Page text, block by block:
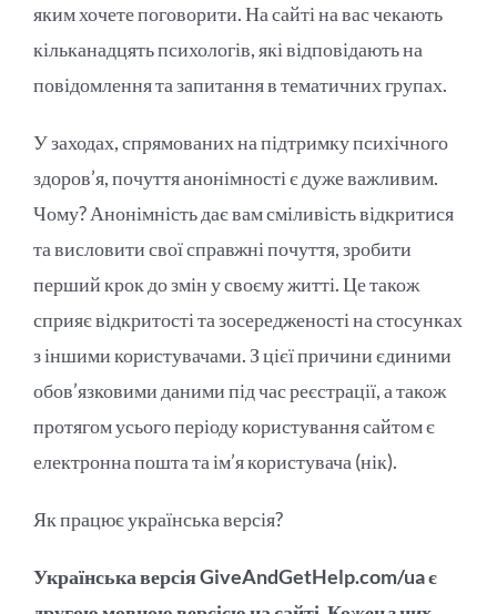
яким хочете поговорити. На сайті на вас чекають
кільканадцять психологів, які відповідають на
повідомлення та запитання в тематичних групах.
У заходах, спрямованих на підтримку психічного
здоров’я, почуття анонімності є дуже важливим.
Чому? Анонімність дає вам сміливість відкритися
та висловити свої справжні почуття, зробити
перший крок до змін у своєму житті. Це також
сприяє відкритості та зосередженості на стосунках
з іншими користувачами. З цієї причини єдиними
обов’язковими даними під час реєстрації, а також
протягом усього періоду користування сайтом є
електронна пошта та ім’я користувача (нік).
Як працює українська версія?
Українська версія GiveAndGetHelp.com/ua є